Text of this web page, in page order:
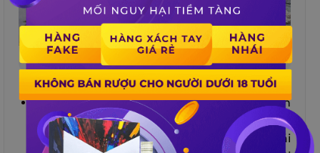
Những loại thức uống giúp giải rượu hiểu quả
Nước gừng tươi: Gừng có tác dụng kích
thích tuần hoàn máu, giúp đào thải cồn ra
khỏi cơ thể nhanh chóng. Bạn chỉ cần thái